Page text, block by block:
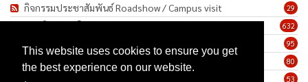
This website uses cookies to ensure you get
the best experience on our website.
29
กิจกรรมประชาสัมพันธ์ Roadshow / Campus visit
632
ภาพกิจกรรม/โครงการ
95
80
ทำนุบำรุงศิลปวัฒนธรรม
53
ข่าวประกาศรับสมัครงาน